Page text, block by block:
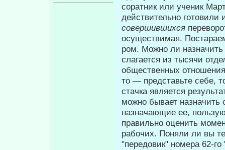
соратник или ученик
действительно
совершившихся
осуществимая.
ром. Можно ли назначить
слагается из тысячи
общественных
то — представьте себе,
стачка является
можно бывает назначить
назначающие ее,
правильно оценить
ра­бочих. Поняли ли вы
"передовик" номера 62-